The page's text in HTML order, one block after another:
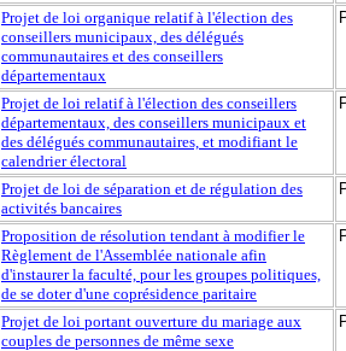
Projet de loi organique relatif à l'élection des
conseillers municipaux, des délégués
communautaires et des conseillers
départementaux
Projet de loi relatif à l'élection des conseillers
départementaux, des conseillers municipaux et
des délégués communautaires, et modifiant le
calendrier électoral
Projet de loi de séparation et de régulation des
activités bancaires
Proposition de résolution tendant à modifier le
Règlement de l'Assemblée nationale afin
d'instaurer la faculté, pour les groupes politiques,
de se doter d'une coprésidence paritaire
Projet de loi portant ouverture du mariage aux
couples de personnes de même sexe